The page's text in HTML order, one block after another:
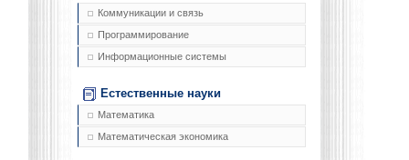
Коммуникации и связь
Программирование
Информационные системы
Естественные науки
Математика
Математическая экономика